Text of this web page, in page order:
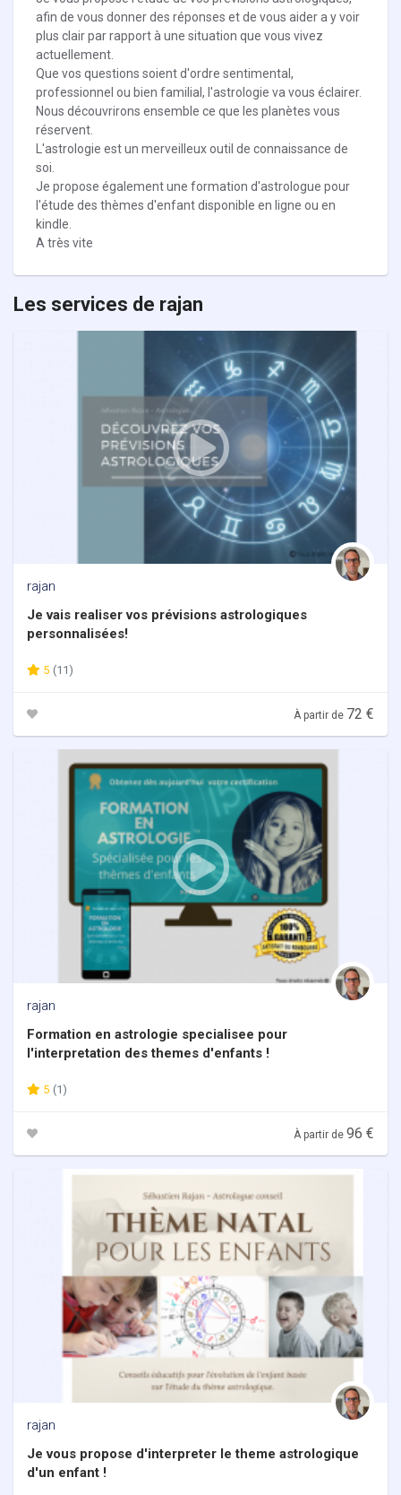
afin de vous donner des réponses et de vous aider a y voir
plus clair par rapport à une situation que vous vivez
actuellement.
Que vos questions soient d'ordre sentimental,
professionnel ou bien familial, l'astrologie va vous éclairer.
Nous découvrirons ensemble ce que les planètes vous
réservent.
L'astrologie est un merveilleux outil de connaissance de
soi.
Je propose également une formation d'astrologue pour
l'étude des thèmes d'enfant disponible en ligne ou en
kindle.
A très vite
Les services de rajan
rajan
Je vais realiser vos prévisions astrologiques
personnalisées!
5 (11)
À partir de 72 €
rajan
Formation en astrologie specialisee pour
l'interpretation des themes d'enfants !
5 (1)
À partir de 96 €
rajan
Je vous propose d'interpreter le theme astrologique
d'un enfant !